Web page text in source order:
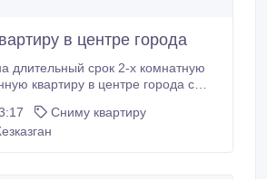
в центре города
длительный срок 2-х комнатную
квартиру в центре города с
1000000 тенге, через
и своевременную оплату
Сниму квартиру